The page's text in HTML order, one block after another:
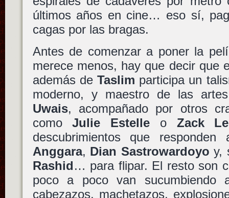
últimos años en cine… eso sí,
cagas por las bragas.
Antes de comenzar a poner la
merece menos, hay que decir que
además de Taslim participa un
moderno, y maestro de las
Uwais, acompañado por otros
comoJulie Estelle o Zack
descubrimientos que
Anggara, Dian Sastrowardoyo y,
Rashid… para flipar. El resto son
poco a poco van sucumbiendo
cabezazos, machetazos,